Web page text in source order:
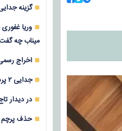
گزینه
وریا
میناب چه
اخراج
جدایی ۲ پرسپولیسی و استقلالی در یک روز
در دیدار
حذف پرچم